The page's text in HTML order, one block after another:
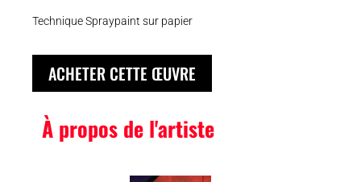
Technique Spraypaint sur papier
ACHETER CETTE ŒUVRE
À propos de l'artiste